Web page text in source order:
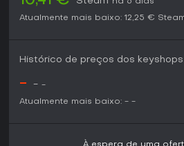
Atualmente mais baixo: 12,25 €
Histórico de preços dos keyshops
- - -
Atualmente mais baixo: - -